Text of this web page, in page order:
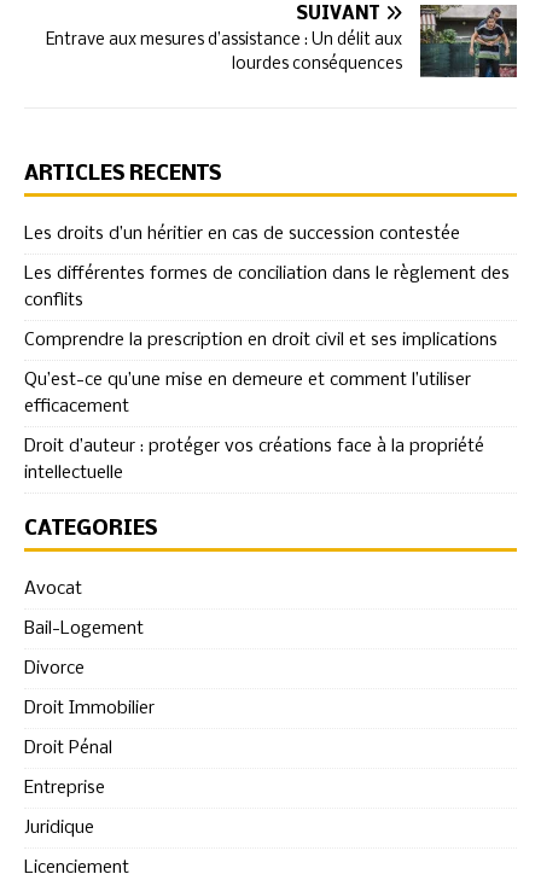
SUIVANT
Entrave aux mesures d’assistance : Un délit aux
lourdes conséquences
ARTICLES RÉCENTS
Les droits d’un héritier en cas de succession contestée
Les différentes formes de conciliation dans le règlement des
conflits
Comprendre la prescription en droit civil et ses implications
Qu’est-ce qu’une mise en demeure et comment l’utiliser
efficacement
Droit d’auteur : protéger vos créations face à la propriété
intellectuelle
CATÉGORIES
Avocat
Bail-Logement
Divorce
Droit Immobilier
Droit Pénal
Entreprise
Juridique
Licenciement